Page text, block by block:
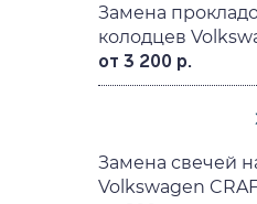
Замена
колодцев
от 3 200 р.
Замена свечей
Volkswagen